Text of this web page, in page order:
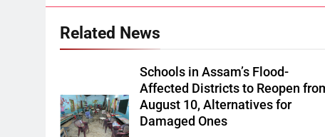
Related News
Schools in Assam’s Flood-
Affected Districts to Reopen
August 10, Alternatives for
Damaged Ones